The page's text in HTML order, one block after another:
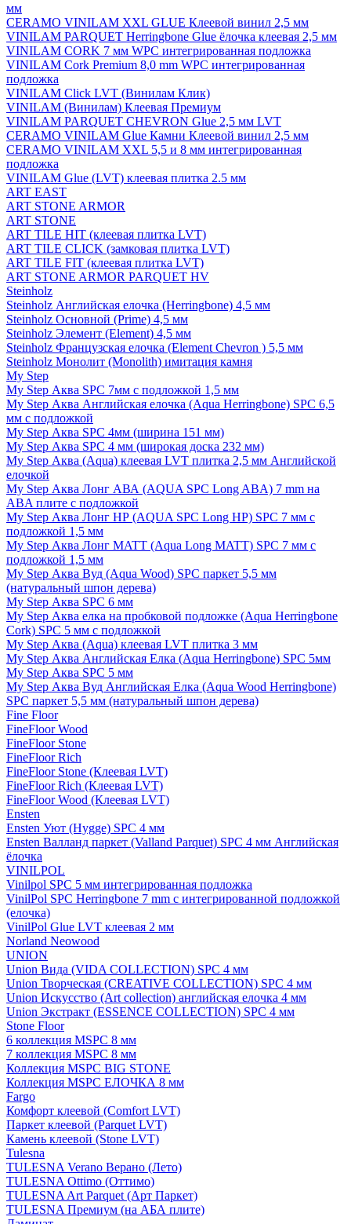
мм
CERAMO VINILAM XXL GLUE Клеевой винил 2,5 мм
VINILAM PARQUET Herringbone Glue ёлочка клеевая 2,5 мм
VINILAM CORK 7 мм WPC интегрированная подложка
VINILAM Cork Premium 8,0 mm WPC интегрированная
подложка
VINILAM Click LVT (Винилам Клик)
VINILAM (Винилам) Клеевая Премиум
VINILAM PARQUET CHEVRON Glue 2,5 мм LVT
CERAMO VINILAM Glue Камни Клеевой винил 2,5 мм
CERAMO VINILAM XXL 5,5 и 8 мм интегрированная
подложка
VINILAM Glue (LVT) клеевая плитка 2.5 мм
ART EAST
ART STONE ARMOR
ART STONE
ART TILE HIT (клеевая плитка LVT)
ART TILE CLICK (замковая плитка LVT)
ART TILE FIT (клеевая плитка LVT)
ART STONE ARMOR PARQUET HV
Steinholz
Steinholz Английская елочка (Herringbone) 4,5 мм
Steinholz Основной (Prime) 4,5 мм
Steinholz Элемент (Element) 4,5 мм
Steinholz Французская елочка (Element Chevron ) 5,5 мм
Steinholz Монолит (Monolith) имитация камня
My Step
My Step Аква SPC 7мм c подложкой 1,5 мм
My Step Аква Английская елочка (Aqua Herringbone) SPC 6,5
мм с подложкой
My Step Аква SPC 4мм (ширина 151 мм)
My Step Аква SPC 4 мм (широкая доска 232 мм)
My Step Аква (Aqua) клеевая LVT плитка 2,5 мм Английской
елочкой
My Step Аква Лонг АВА (AQUA SPC Long ABA) 7 mm на
ABA плите с подложкой
My Step Аква Лонг НР (AQUA SPC Long HP) SPC 7 мм с
подложкой 1,5 мм
My Step Аква Лонг MATT (Aqua Long MATT) SPC 7 мм с
подложкой 1,5 мм
My Step Аква Вуд (Aqua Wood) SPC паркет 5,5 мм
(натуральный шпон дерева)
My Step Аква SPC 6 мм
My Step Аква елка на пробковой подложке (Aqua Herringbone
Cork) SPC 5 мм с подложкой
My Step Аква (Aqua) клеевая LVT плитка 3 мм
My Step Аква Английская Елка (Aqua Herringbone) SPC 5мм
My Step Аква SPC 5 мм
My Step Аква Вуд Английская Елка (Aqua Wood Herringbone)
SPC паркет 5,5 мм (натуральный шпон дерева)
Fine Floor
FineFloor Wood
FineFloor Stone
FineFloor Rich
FineFloor Stone (Клеевая LVT)
FineFloor Rich (Клеевая LVT)
FineFloor Wood (Клеевая LVT)
Ensten
Ensten Уют (Hygge) SPC 4 мм
Ensten Валланд паркет (Valland Parquet) SPC 4 мм Английская
ёлочка
VINILPOL
Vinilpol SPC 5 мм интегрированная подложка
VinilPol SPC Herringbone 7 mm с интегрированной подложкой
(елочка)
VinilPol Glue LVT клеевая 2 мм
Norland Neowood
UNION
Union Вида (VIDA COLLECTION) SPC 4 мм
Union Творческая (CREATIVE COLLECTION) SPC 4 мм
Union Искусство (Art collection) английская елочка 4 мм
Union Экстракт (ESSENCE COLLECTION) SPC 4 мм
Stone Floor
6 коллекция MSPC 8 мм
7 коллекция MSPC 8 мм
Коллекция MSPC BIG STONE
Коллекция MSPC ЕЛОЧКА 8 мм
Fargo
Комфорт клеевой (Comfort LVT)
Паркет клеевой (Parquet LVT)
Камень клеевой (Stone LVT)
Tulesna
TULESNA Verano Верано (Лето)
TULESNA Ottimo (Оттимо)
TULESNA Art Parquet (Арт Паркет)
TULESNA Премиум (на АБА плите)